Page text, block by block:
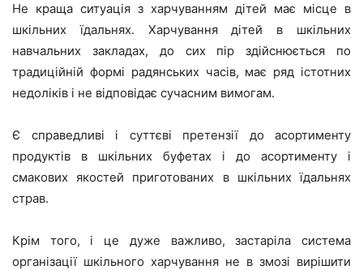
Не краща ситуація з харчуванням дітей має місце в
шкільних їдальнях. Харчування дітей в шкільних
навчальних закладах, до сих пір здійснюється по
традиційній формі радянських часів, має ряд істотних
недоліків і не відповідає сучасним вимогам.
Є справедливі і суттєві претензії до асортименту
продуктів в шкільних буфетах і до асортименту і
смакових якостей приготованих в шкільних їдальнях
страв.
Крім того, і це дуже важливо, застаріла система
організації шкільного харчування не в змозі вирішити